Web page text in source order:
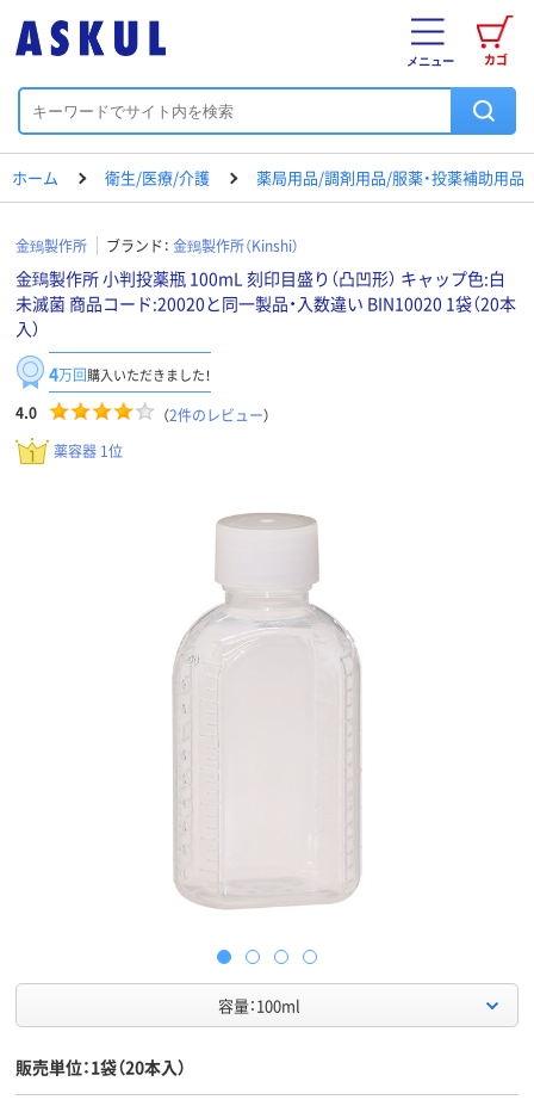
カゴ
メニュー
ホーム 衛生/医療/介護 薬局用品/調剤用品/服薬・投薬補助用品
金鵄製作所 ブランド： 金鵄製作所（Kinshi）
金鵄製作所 小判投薬瓶 100mL 刻印目盛り（凸凹形） キャップ色:白
未滅菌 商品コード:20020と同一製品・入数違い BIN10020 1袋（20本
入）
4万回購入いただきました！
4.0 （2件のレビュー）
薬容器 1位
容量：100ml
販売単位：1袋（20本入）